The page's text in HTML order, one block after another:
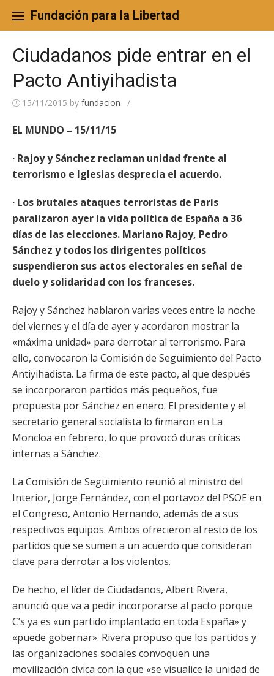
content
Fundación para la Libertad
Ciudadanos pide entrar en el
Pacto Antiyihadista
15/11/2015 by fundacion /
EL MUNDO – 15/11/15
· Rajoy y Sánchez reclaman unidad frente al
terrorismo e Iglesias desprecia el acuerdo.
· Los brutales ataques terroristas de París
paralizaron ayer la vida política de España a 36
días de las elecciones. Mariano Rajoy, Pedro
Sánchez y todos los dirigentes políticos
suspendieron sus actos electorales en señal de
duelo y solidaridad con los franceses.
Rajoy y Sánchez hablaron varias veces entre la noche
del viernes y el día de ayer y acordaron mostrar la
«máxima unidad» para derrotar al terrorismo. Para
ello, convocaron la Comisión de Seguimiento del Pacto
Antiyihadista. La firma de este pacto, al que después
se incorporaron partidos más pequeños, fue
propuesta por Sánchez en enero. El presidente y el
secretario general socialista lo firmaron en La
Moncloa en febrero, lo que provocó duras críticas
internas a Sánchez.
La Comisión de Seguimiento reunió al ministro del
Interior, Jorge Fernández, con el portavoz del PSOE en
el Congreso, Antonio Hernando, además de a sus
respectivos equipos. Ambos ofrecieron al resto de los
partidos que se sumen a un acuerdo que consideran
clave para derrotar a los violentos.
De hecho, el líder de Ciudadanos, Albert Rivera,
anunció que va a pedir incorporarse al pacto porque
C’s ya es «un partido implantado en toda España» y
«puede gobernar». Rivera propuso que los partidos y
las organizaciones sociales convoquen una
movilización cívica con la que «se visualice la unidad de